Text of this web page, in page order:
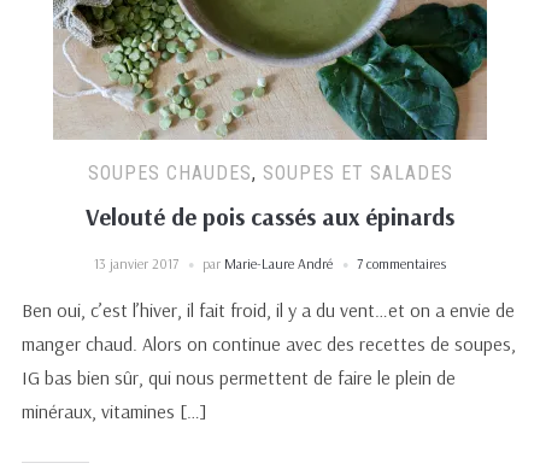
SOUPES CHAUDES, SOUPES ET SALADES
Velouté de pois cassés aux épinards
13 janvier 2017 par Marie-Laure André 7 commentaires
Ben oui, c’est l’hiver, il fait froid, il y a du vent…et on a envie de
manger chaud. Alors on continue avec des recettes de soupes,
IG bas bien sûr, qui nous permettent de faire le plein de
minéraux, vitamines […]